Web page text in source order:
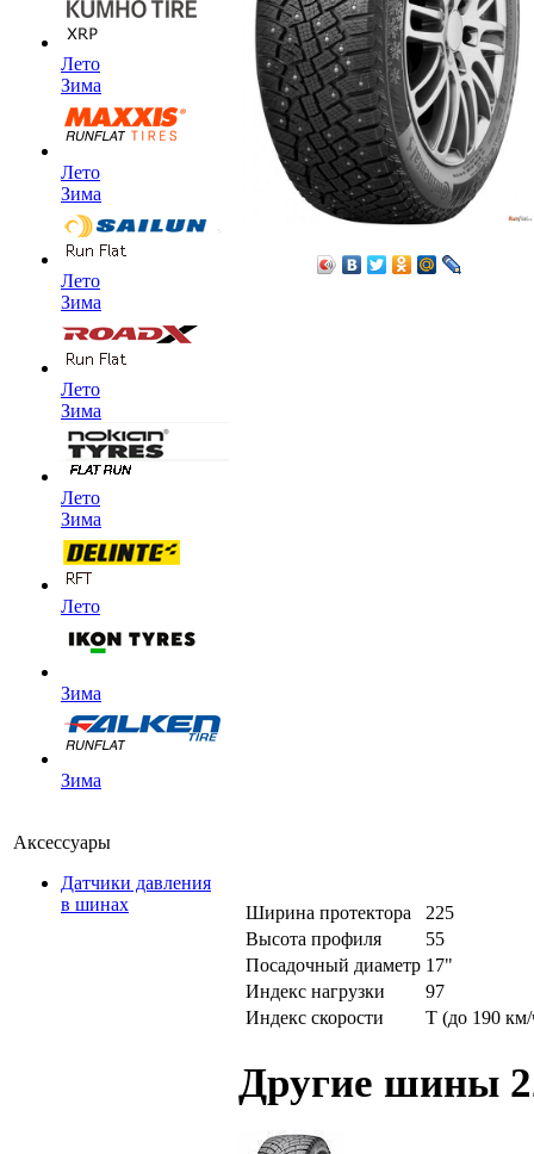
Лето
Зима
Лето
Зима
Лето
Зима
Лето
Зима
Лето
Зима
Лето
Зима
Зима
Аксессуары
Датчики давления
в шинах
Ширина протектора
225
Высота профиля
55
Посадочный диаметр 17"
Индекс нагрузки
97
Индекс скорости
T (до 190
Другие шины